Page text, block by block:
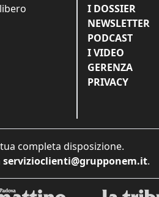
I DOSSIER
NEWSLETTER
PODCAST
I VIDEO
GERENZA
PRIVACY
completa disposizione.
servizioclienti@grupponem.it.